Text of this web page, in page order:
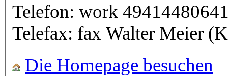
Telefon: work
Telefax: fax Walter Meier
Die Homepage besuchen